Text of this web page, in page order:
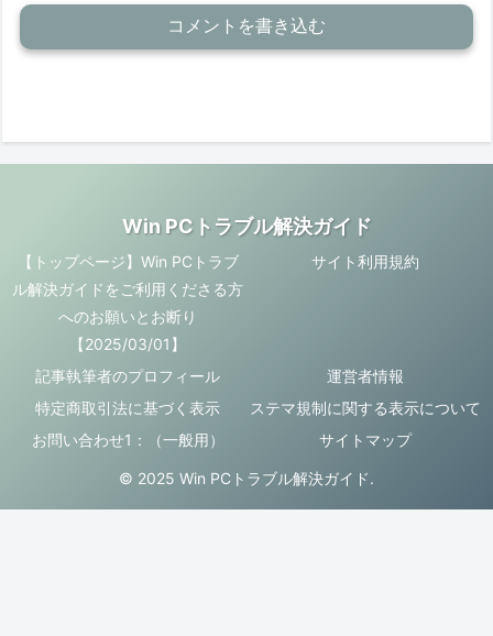
コメントを書き込む
Win PCトラブル解決ガイド
【トップページ】Win PCトラブ
ル解決ガイドをご利用くださる方
へのお願いとお断り
【2025/03/01】
サイト利用規約
記事執筆者のプロフィール
運営者情報
特定商取引法に基づく表示
ステマ規制に関する表示について
お問い合わせ1：（一般用）
サイトマップ
© 2025 Win PCトラブル解決ガイド.